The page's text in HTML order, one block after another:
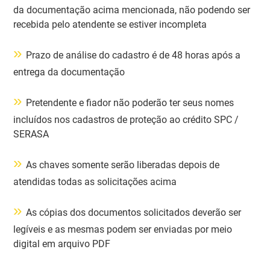
da documentação acima mencionada, não podendo ser
recebida pelo atendente se estiver incompleta
» Prazo de análise do cadastro é de 48 horas após a
entrega da documentação
» Pretendente e fiador não poderão ter seus nomes
incluídos nos cadastros de proteção ao crédito SPC /
SERASA
»As chaves somente serão liberadas depois de
atendidas todas as solicitações acima
»As cópias dos documentos solicitados deverão ser
legíveis e as mesmas podem ser enviadas por meio
digital em arquivo PDF